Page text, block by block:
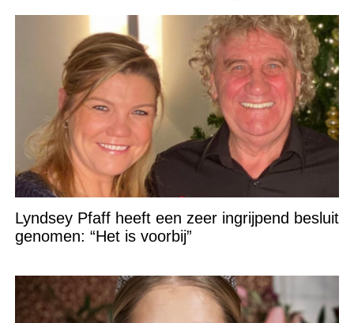
Lyndsey Pfaff heeft een zeer ingrijpend besluit
genomen: “Het is voorbij”